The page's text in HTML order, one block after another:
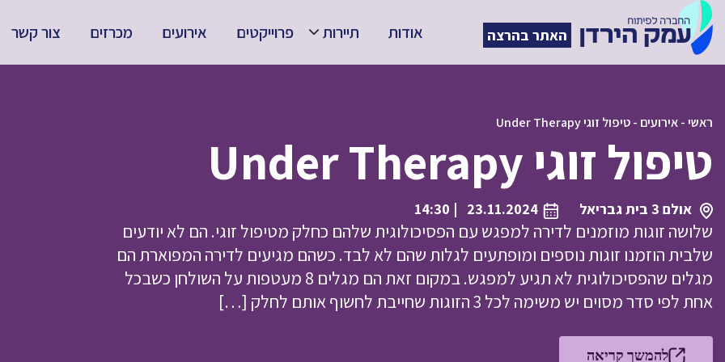
האתר בהרצה אודות תיירות פרוייקטים אירועים מכרזים צור קשר
ראשי-אירועים -טיפול זוגי Under Therapy
טיפול זוגי Under Therapy
אולם 3 בית גבריאל 23.11.2024
| 14:30
שלושה זוגות מוזמנים לדירה למפגש עם הפסיכולוגית שלהם כחלק מטיפול זוגי. הם לא יודעים
שלבית הוזמנו זוגות נוספים ומופתעים לגלות שהם לא לבד. כשהם מגיעים לדירה המפוארת הם
מגלים שהפסיכולוגית לא תגיע למפגש. במקום זאת הם מגלים 8 מעטפות על השולחן כשבכל
אחת לפי סדר מסוים יש משימה לכל 3 הזוגות שחייבת לחשוף אותם לחלק […]
להמשך קריאה